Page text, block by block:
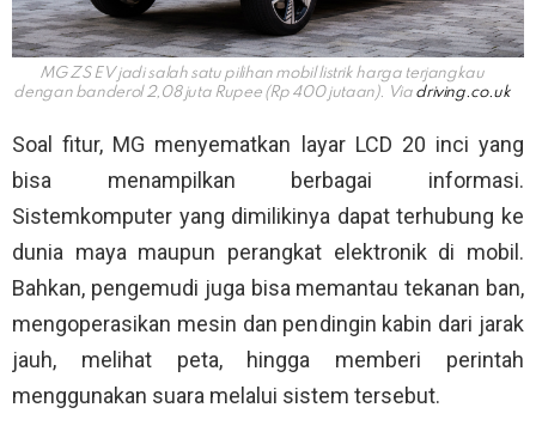
MG ZS EV jadi salah satu pilihan mobil listrik harga terjangkau
dengan banderol 2,08 juta Rupee (Rp 400 jutaan). Via driving.co.uk
Soal fitur, MG menyematkan layar LCD 20 inci yang
bisa menampilkan berbagai informasi.
Sistemkomputer yang dimilikinya dapat terhubung ke
dunia maya maupun perangkat elektronik di mobil.
Bahkan, pengemudi juga bisa memantau tekanan ban,
mengoperasikan mesin dan pendingin kabin dari jarak
jauh, melihat peta, hingga memberi perintah
menggunakan suara melalui sistem tersebut.